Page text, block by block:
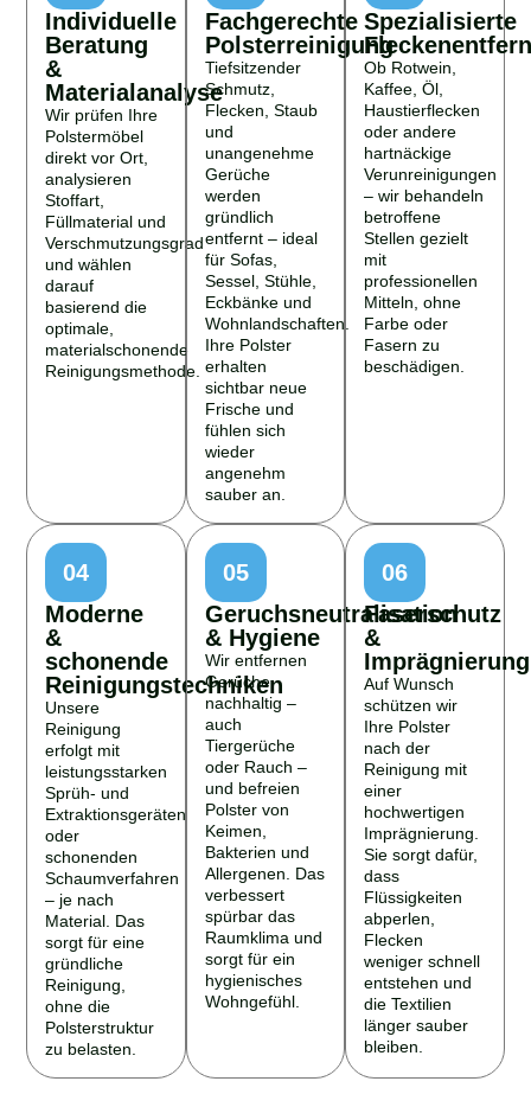
Individuelle
Beratung
&
Materialanalyse
Wir prüfen Ihre
Polstermöbel
direkt vor Ort,
analysieren
Stoffart,
Füllmaterial und
Verschmutzungsgrad
und wählen
darauf
basierend die
optimale,
materialschonende
Reinigungsmethode.
Fachgerechte
Polsterreinigung
Tiefsitzender
Schmutz,
Flecken, Staub
und
unangenehme
Gerüche
werden
gründlich
entfernt – ideal
für Sofas,
Sessel, Stühle,
Eckbänke und
Wohnlandschaften.
Ihre Polster
erhalten
sichtbar neue
Frische und
fühlen sich
wieder
angenehm
sauber an.
Spezialisierte
Ob Rotwein,
Kaffee, Öl,
Haustierflecken
oder andere
hartnäckige
Verunreinigungen
– wir behandeln
betroffene
Stellen gezielt
mit
professionellen
Mitteln, ohne
Farbe oder
Fasern zu
beschädigen.
04
Moderne
&
schonende
Reinigungstechniken
Unsere
Reinigung
erfolgt mit
leistungsstarken
Sprüh- und
Extraktionsgeräten
oder
schonenden
Schaumverfahren
– je nach
Material. Das
sorgt für eine
gründliche
Reinigung,
ohne die
Polsterstruktur
zu belasten.
05
Geruchsneutralisation
& Hygiene
Wir entfernen
Gerüche
nachhaltig –
auch
Tiergerüche
oder Rauch –
und befreien
Polster von
Keimen,
Bakterien und
Allergenen. Das
verbessert
spürbar das
Raumklima und
sorgt für ein
hygienisches
Wohngefühl.
06
Faserschutz
&
Imprägnierung
Auf Wunsch
schützen wir
Ihre Polster
nach der
Reinigung mit
einer
hochwertigen
Imprägnierung.
Sie sorgt dafür,
dass
Flüssigkeiten
abperlen,
Flecken
weniger schnell
entstehen und
die Textilien
länger sauber
bleiben.